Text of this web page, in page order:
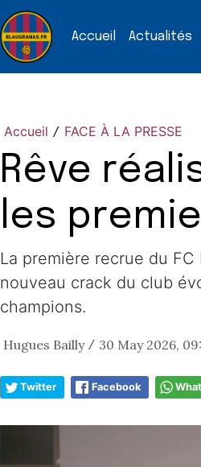
Accueil Actualités
Accueil / FACE À LA PRESSE
Rêve
les
La première recrue du
nouveau crack du club
champions.
Hugues Bailly / 30 May 2026,
Twitter Facebook